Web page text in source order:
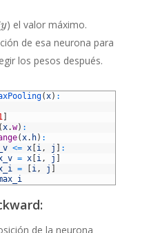
y
y) el valor máximo.
de esa neurona para
los pesos después.
(x) :
(x.w) :
(x. h) :
<= x i, j
:
= x i, j
= i, j
de la neurona